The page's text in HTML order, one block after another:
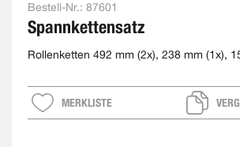
Bestell-Nr.: 87601
Spannkettensatz
Rollenketten 492 mm (2x), 238 mm (1x),
MERKLISTE